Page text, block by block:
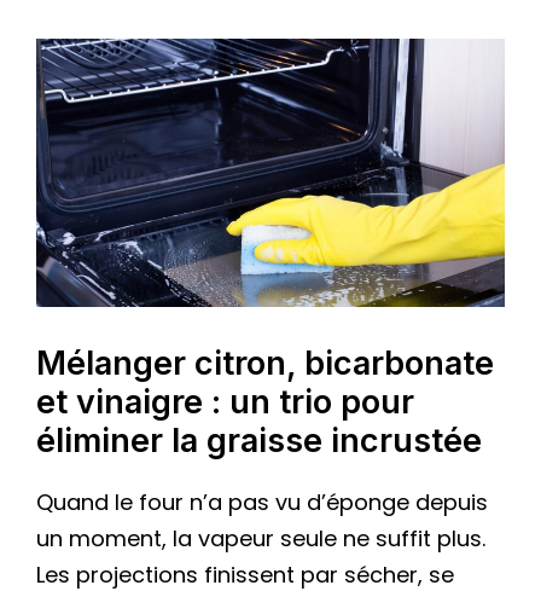
Mélanger citron, bicarbonate
et vinaigre : un trio pour
éliminer la graisse incrustée
Quand le four n’a pas vu d’éponge depuis
un moment, la vapeur seule ne suffit plus.
Les projections finissent par sécher, se